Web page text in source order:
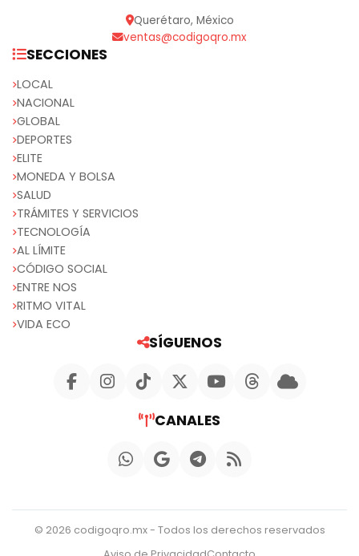
Querétaro, México
ventas@codigoqro.mx
SECCIONES
LOCAL
NACIONAL
GLOBAL
DEPORTES
ELITE
MONEDA Y BOLSA
SALUD
TRÁMITES Y SERVICIOS
TECNOLOGÍA
AL LÍMITE
CÓDIGO SOCIAL
ENTRE NOS
RITMO VITAL
VIDA ECO
SÍGUENOS
CANALES
© 2026 codigoqro.mx - Todos los derechos reservados